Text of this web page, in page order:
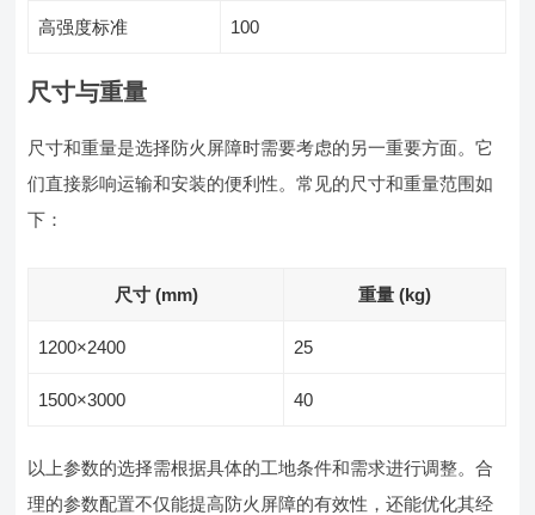
高强度标准 100
尺寸与重量
尺寸和重量是选择防火屏障时需要考虑的另一重要方面。它
们直接影响运输和安装的便利性。常见的尺寸和重量范围如
下：
尺寸 (mm) 重量 (kg)
1200×2400 25
1500×3000 40
以上参数的选择需根据具体的工地条件和需求进行调整。合
理的参数配置不仅能提高防火屏障的有效性，还能优化其经